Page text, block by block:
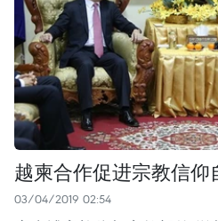
越柬合作促进宗教信仰
03/04/2019 02:54